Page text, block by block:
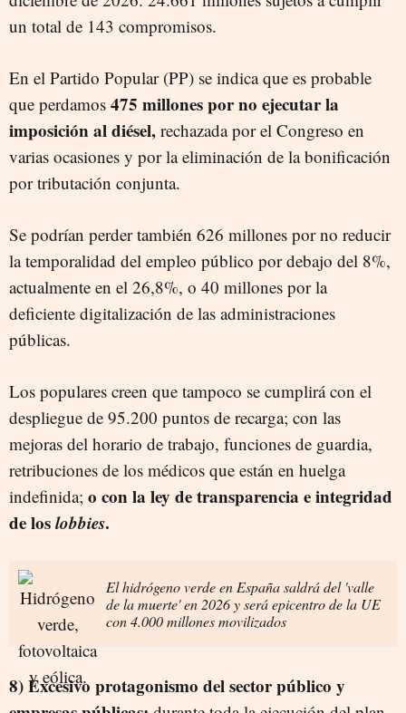
un total de 143 compromisos.
En el Partido Popular (PP) se indica que es probable
que perdamos 475 millones por no ejecutar la
imposición al diésel, rechazada por el Congreso en
varias ocasiones y por la eliminación de la bonificación
por tributación conjunta.
Se podrían perder también 626 millones por no reducir
la temporalidad del empleo público por debajo del 8%,
actualmente en el 26,8%, o 40 millones por la
deficiente digitalización de las administraciones
públicas.
Los populares creen que tampoco se cumplirá con el
despliegue de 95.200 puntos de recarga; con las
mejoras del horario de trabajo, funciones de guardia,
retribuciones de los médicos que están en huelga
indefinida; o con la ley de transparencia e integridad
de loslobbies.
El hidrógeno verde en España saldrá del 'valle
de la muerte' en 2026 y será epicentro de la UE
con 4.000 millones movilizados
8) Excesivo protagonismo del sector público y